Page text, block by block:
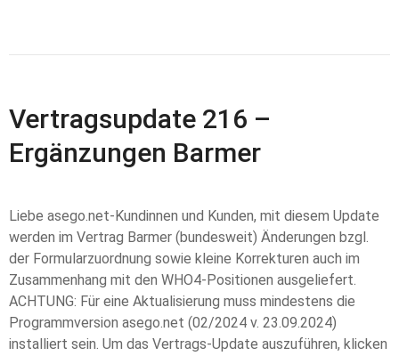
Vertragsupdate 216 –
Ergänzungen Barmer
Liebe asego.net-Kundinnen und Kunden, mit diesem Update
werden im Vertrag Barmer (bundesweit) Änderungen bzgl.
der Formularzuordnung sowie kleine Korrekturen auch im
Zusammenhang mit den WHO4-Positionen ausgeliefert.
ACHTUNG: Für eine Aktualisierung muss mindestens die
Programmversion asego.net (02/2024 v. 23.09.2024)
installiert sein. Um das Vertrags-Update auszuführen, klicken